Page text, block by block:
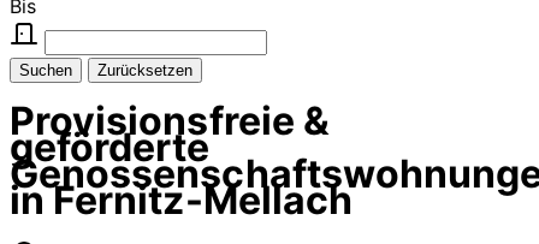
Bis
Suchen Zurücksetzen
Provisionsfreie &
geförderte
in Fernitz-Mellach